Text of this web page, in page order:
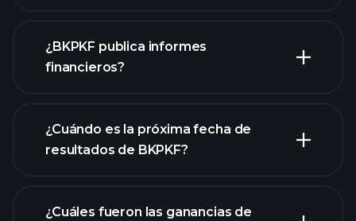
¿BKPKF publica informes
financieros?
los estados financieros
de BKPKF
¿Cuándo es la próxima fecha de
resultados de BKPKF?
¿Cuáles fueron las ganancias de